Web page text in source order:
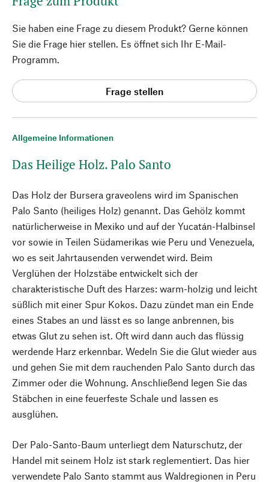
Allgemeine Informationen
Das Heilige Holz. Palo Santo
Das Holz der Bursera graveolens wird im Spanischen
Palo Santo (heiliges Holz) genannt. Das Gehölz kommt
natürlicherweise in Mexiko und auf der Yucatán-Halbinsel
vor sowie in Teilen Südamerikas wie Peru und Venezuela,
wo es seit Jahrtausenden verwendet wird. Beim
Verglühen der Holzstäbe entwickelt sich der
charakteristische Duft des Harzes: warm-holzig und leicht
süßlich mit einer Spur Kokos. Dazu zündet man ein Ende
eines Stabes an und lässt es so lange anbrennen, bis
etwas Glut zu sehen ist. Oft wird dann auch das flüssig
werdende Harz erkennbar. Wedeln Sie die Glut wieder aus
und gehen Sie mit dem rauchenden Palo Santo durch das
Zimmer oder die Wohnung. Anschließend legen Sie das
Stäbchen in eine feuerfeste Schale und lassen es
ausglühen.
Der Palo-Santo-Baum unterliegt dem Naturschutz, der
Handel mit seinem Holz ist stark reglementiert. Das hier
verwendete Palo Santo stammt aus Waldregionen in Peru
Sie haben eine Frage zu diesem Produkt? Gerne können
Sie die Frage hier stellen. Es öffnet sich Ihr E-Mail-
Programm.
Frage stellen